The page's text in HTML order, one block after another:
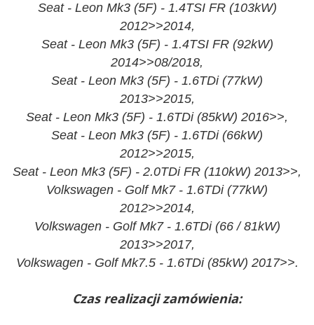
Seat - Leon Mk3 (5F) - 1.4TSI FR (103kW)
2012>>2014,
Seat - Leon Mk3 (5F) - 1.4TSI FR (92kW)
2014>>08/2018,
Seat - Leon Mk3 (5F) - 1.6TDi (77kW)
2013>>2015,
Seat - Leon Mk3 (5F) - 1.6TDi (85kW) 2016>>,
Seat - Leon Mk3 (5F) - 1.6TDi (66kW)
2012>>2015,
Seat - Leon Mk3 (5F) - 2.0TDi FR (110kW) 2013>>,
Volkswagen - Golf Mk7 - 1.6TDi (77kW)
2012>>2014,
Volkswagen - Golf Mk7 - 1.6TDi (66 / 81kW)
2013>>2017,
Volkswagen - Golf Mk7.5 - 1.6TDi (85kW) 2017>>.
Czas realizacji zamówienia: